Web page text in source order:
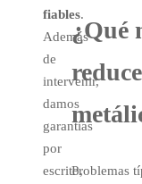
fiables.
Además
de
intervenir,
damos
garantías
por
escrito,
¿Qué
reduce
Problemas